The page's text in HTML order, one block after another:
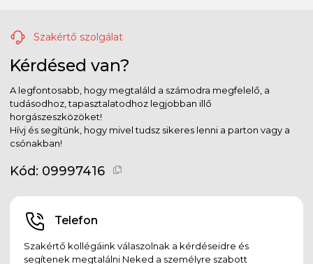
Szakértő szolgálat
Kérdésed van?
A legfontosabb, hogy megtaláld a számodra megfelelő, a
tudásodhoz, tapasztalatodhoz legjobban illő
horgászeszközöket!
Hívj és segítünk, hogy mivel tudsz sikeres lenni a parton vagy a
csónakban!
Kód: 09997416
Telefon
Szakértő kollégáink válaszolnak a kérdéseidre és
segítenek megtalálni Neked a személyre szabott